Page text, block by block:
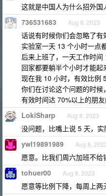
这就是中国人为什么招外国
736531683 Aug 8, 2023
话说有时候你们会忽略了
实验室一天 13 个小时一点
后来上班了，一天工作时间
回家都要躺半个小时才能起
现在我 10 小时，有效比例
你们在讨论这个问题的时候
有效时间达 70%以上的朋友
LokiSharp Aug 8, 2023
没问题，比嘴上说 5 天，
ywl19891989 Aug 8,
愿意。比我们周六加班不
tohuer00 Aug 8, 2023
愿意等比例下降，每周上两